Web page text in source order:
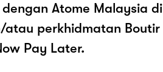
Atome Malaysia di
atau perkhidmatan Boutir
Pay Later.